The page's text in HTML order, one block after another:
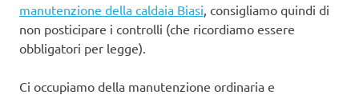
manutenzione della caldaia Biasi , consigliamo quindi di
non posticipare i controlli (che ricordiamo essere
obbligatori per legge).
Ci occupiamo della manutenzione ordinaria e